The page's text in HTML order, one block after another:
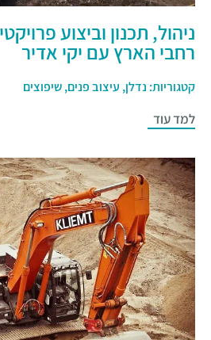
ניהול, תכנון וביצוע
רחבי הארץ עם יקי אדיר
קטגוריות: נדלן, עיצוב פנים,שיפוצים
למד עוד